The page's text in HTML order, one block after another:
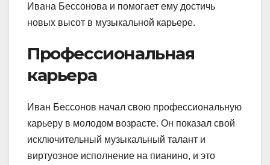
Ивана Бессонова и помогает ему достичь
новых высот в музыкальной карьере.
Профессиональная
карьера
Иван Бессонов начал свою профессиональную
карьеру в молодом возрасте. Он показал свой
исключительный музыкальный талант и
виртуозное исполнение на пианино, и это